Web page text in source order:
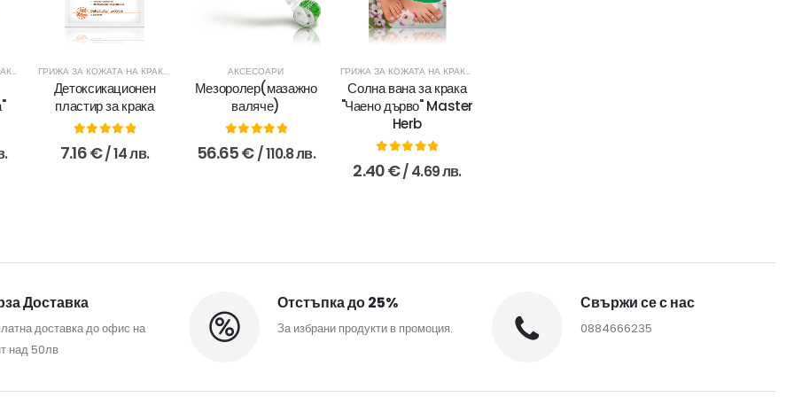
ГРИЖА ЗА КОЖАТА НА КРАКАТА ГРИЖА ЗА КОЖАТА НА КРАКАТА ФИТОПЛАСТИРИ
Детоксикационен
пластир за крака
0out of 5
7.16€/ 14 лв.
АКСЕСОАРИ
Мезоролер(мазажно
валяче)
out of 5
56.65€ / 110.8 лв.
ГРИЖА ЗА КОЖАТА НА КРАКАТА
Солна вана за крака
"Чаено дърво" Master
Herb
0 out of 5
2.40€/ 4.69 лв.
Доставка
доставка до офис на
над 50лв
Отстъпка до 25%
За избрани продукти в промоция.
Свържи се с нас
0884666235